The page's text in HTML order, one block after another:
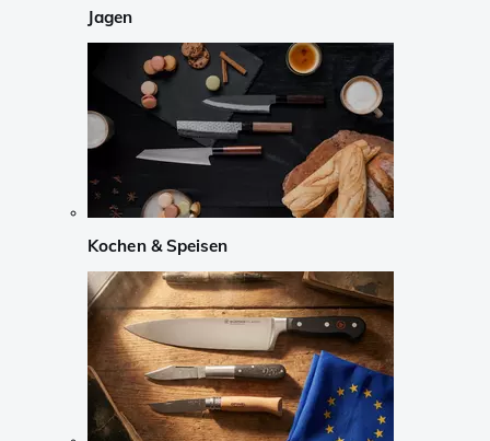
Jagen
Kochen & Speisen